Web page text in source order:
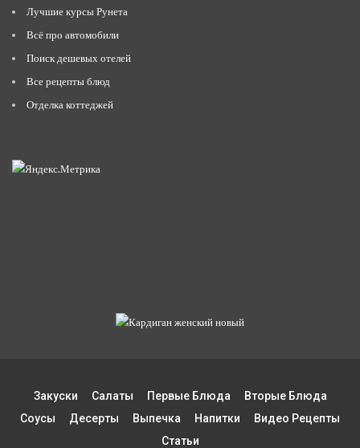
Лучшие курсы Рунета
Всё про автомобили
Поиск дешевых отелей
Все рецепты блюд
Отделка коттеджей
Закуски Салаты Первые Блюда
Вторые Блюда
Соусы
Десерты Выпечка Напитки
Видео Рецепты
Статьи